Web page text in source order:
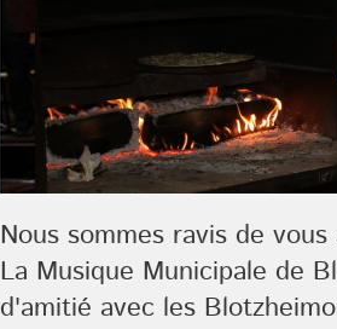
Nous sommes ravis de
La Musique Municipale de
d'amitié avec les